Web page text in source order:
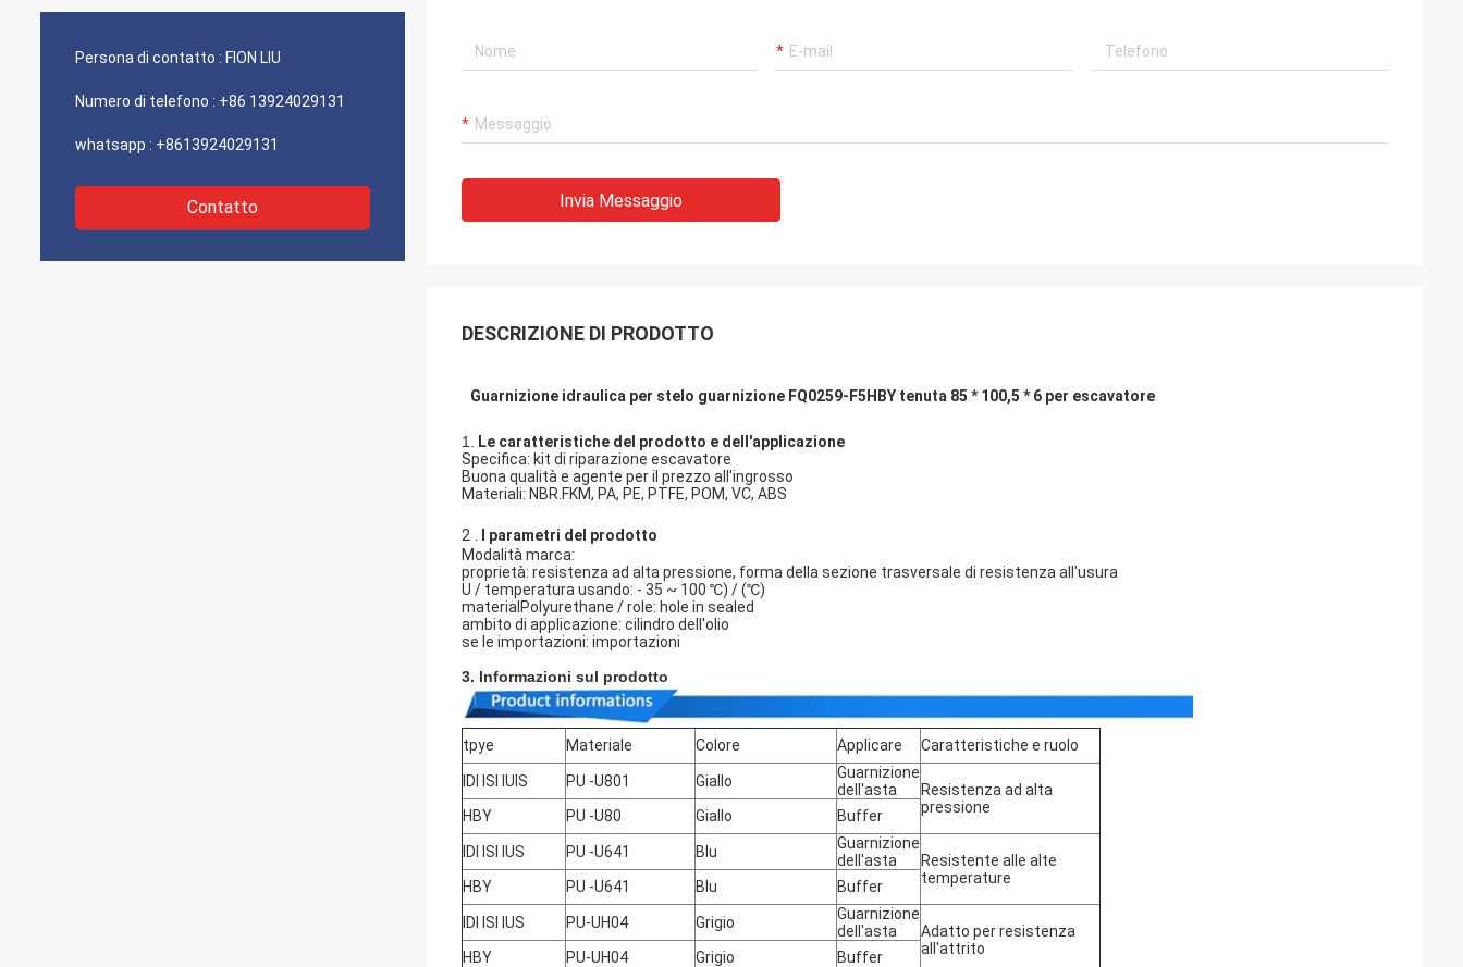
per comprare più
Persona di contatto : FION LIU
Numero di telefono : +86 13924029131
whatsapp : +8613924029131
Contatto Invia Messaggio
DESCRIZIONE DI PRODOTTO
Guarnizione idraulica per stelo guarnizione FQ0259-F5HBY tenuta 85 * 100,5 * 6 per escavatore
1.
Le caratteristiche del prodotto e dell'applicazione
Specifica: kit di riparazione escavatore
Buona qualità e agente per il prezzo all'ingrosso
Materiali: NBR.FKM, PA, PE, PTFE, POM, VC, ABS
2 . I parametri del prodotto
Modalità marca:
proprietà: resistenza ad alta pressione, forma della sezione trasversale di resistenza all'usura
U / temperatura usando: - 35 ~ 100 ℃) / (℃)
materialPolyurethane / role: hole in sealed
ambito di applicazione: cilindro dell'olio
se le importazioni: importazioni
3. Informazioni sul prodotto
tpye Materiale Colore Applicare Caratteristiche e ruolo
IDI ISI IUIS PU -U801 Giallo
Guarnizione
dell'asta
Resistenza ad alta
pressione
HBY PU -U80 Giallo Buffer
IDI ISI IUS PU -U641 Blu
Guarnizione
dell'asta
Resistente alle alte
temperature
HBY PU -U641 Blu Buffer
IDI ISI IUS PU-UH04 Grigio
Guarnizione
dell'asta
Adatto per resistenza
all'attrito
HBY PU-UH04 Grigio Buffer